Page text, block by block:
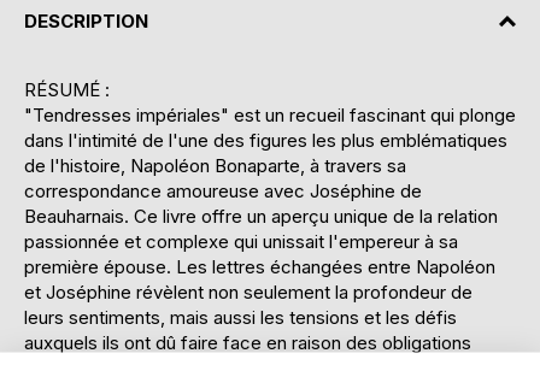
DESCRIPTION
RÉSUMÉ :
"Tendresses impériales" est un recueil fascinant qui plonge
dans l'intimité de l'une des figures les plus emblématiques
de l'histoire, Napoléon Bonaparte, à travers sa
correspondance amoureuse avec Joséphine de
Beauharnais. Ce livre offre un aperçu unique de la relation
passionnée et complexe qui unissait l'empereur à sa
première épouse. Les lettres échangées entre Napoléon
et Joséphine révèlent non seulement la profondeur de
leurs sentiments, mais aussi les tensions et les défis
auxquels ils ont dû faire face en raison des obligations